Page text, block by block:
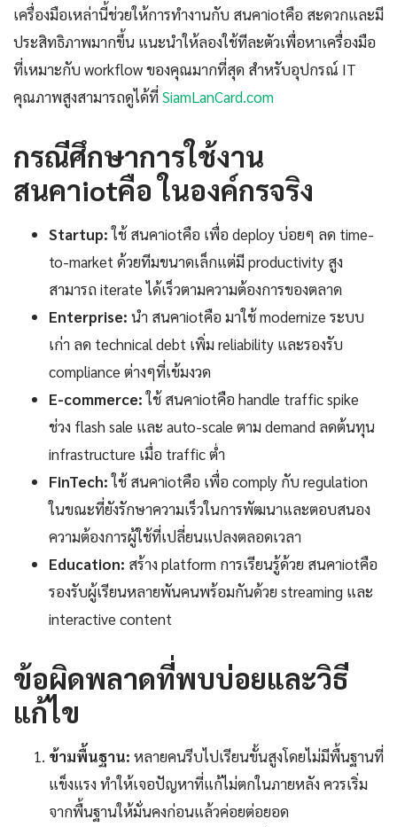
เครื่องมือเหล่านี้ช่วยให้การทำงานกับ สนคาiotคือ สะดวกและมี
ประสิทธิภาพมากขึ้น แนะนำให้ลองใช้ทีละตัวเพื่อหาเครื่องมือ
ที่เหมาะกับ workflow ของคุณมากที่สุด สำหรับอุปกรณ์ IT
คุณภาพสูงสามารถดูได้ที่SiamLanCard.com
กรณีศึกษาการใช้งาน
สนคาiotคือ ในองค์กรจริง
Startup:ใช้ สนคาiotคือ เพื่อ deploy บ่อยๆ ลด time-
to-market ด้วยทีมขนาดเล็กแต่มี productivity สูง
สามารถ iterate ได้เร็วตามความต้องการของตลาด
Enterprise: นำ สนคาiotคือ มาใช้ modernize ระบบ
เก่า ลด technical debt เพิ่ม reliability และรองรับ
compliance ต่างๆที่เข้มงวด
E-commerce:ใช้ สนคาiotคือ handle traffic spike
ช่วง flash sale และ auto-scale ตาม demand ลดต้นทุน
infrastructure เมื่อ traffic ต่ำ
FinTech:ใช้ สนคาiotคือ เพื่อ comply กับ regulation
ในขณะที่ยังรักษาความเร็วในการพัฒนาและตอบสนอง
ความต้องการผู้ใช้ที่เปลี่ยนแปลงตลอดเวลา
Education: สร้าง platform การเรียนรู้ด้วย สนคาiotคือ
รองรับผู้เรียนหลายพันคนพร้อมกันด้วย streaming และ
interactive content
ข้อผิดพลาดที่พบบ่อยและวิธี
แก้ไข
ข้ามพื้นฐาน: หลายคนรีบไปเรียนขั้นสูงโดยไม่มีพื้นฐานที่
แข็งแรง ทำให้เจอปัญหาที่แก้ไม่ตกในภายหลัง ควรเริ่ม
จากพื้นฐานให้มั่นคงก่อนแล้วค่อยต่อยอด